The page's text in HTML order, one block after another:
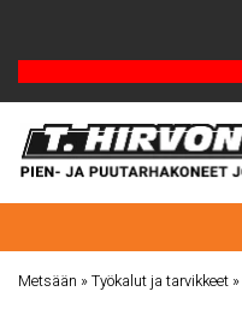
Metsään »Työkalut ja tarvikkeet »